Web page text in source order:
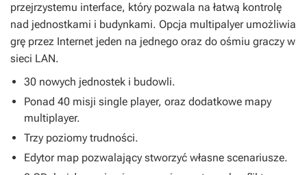
przejrzystemu interface, który pozwala na łatwą kontrolę
nad jednostkami i budynkami. Opcja multipalyer umożliwia
grę przez Internet jeden na jednego oraz do ośmiu graczy w
sieci LAN.
30 nowych jednostek i budowli.
Ponad 40 misji single player, oraz dodatkowe mapy
multiplayer.
Trzy poziomy trudności.
Edytor map pozwalający stworzyć własne scenariusze.